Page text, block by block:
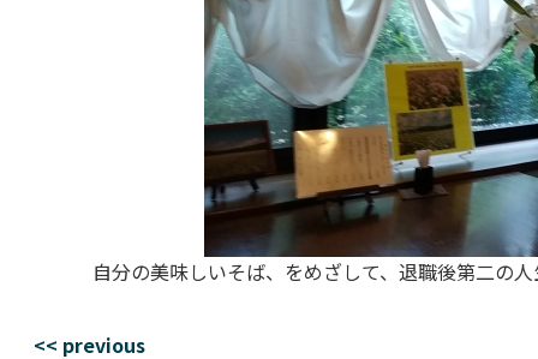
自分の美味しいそば、をめざして、退職後第二の
<< previous